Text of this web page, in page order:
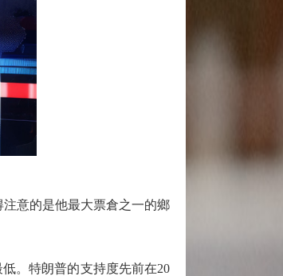
意的是他最大票倉之一的鄉
。特朗普的支持度先前在20